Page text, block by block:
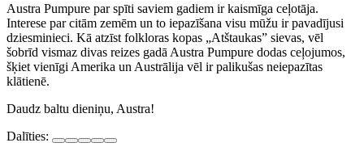
Austra Pumpure par spīti saviem gadiem ir kaismīga ceļotāja.
Interese par citām zemēm un to iepazīšana visu mūžu ir pavadījusi
dziesminieci. Kā atzīst folkloras kopas „Atštaukas” sievas, vēl
šobrīd vismaz divas reizes gadā Austra Pumpure dodas ceļojumos,
šķiet vienīgi Amerika un Austrālija vēl ir palikušas neiepazītas
klātienē.
Daudz baltu dieniņu, Austra!
Dalīties: